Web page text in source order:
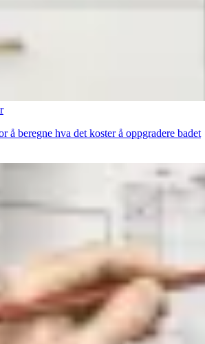
å beregne hva det koster å oppgradere badet